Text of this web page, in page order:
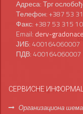
Адреса: Трг
Телефон: +387 53
Факс: +387 53 315
Email: derv-
ЈИБ: 400164060007
ПДВ: 400164060007
СЕРВИСНЕ
Организациона шема